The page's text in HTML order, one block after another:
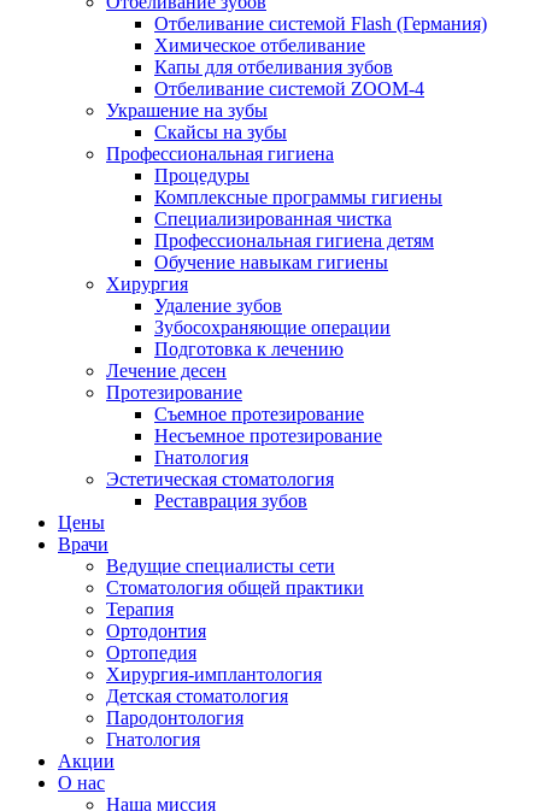
Отбеливание системой Flash (Германия)
Химическое отбеливание
Капы для отбеливания зубов
Отбеливание системой ZOOM-4
Украшение на зубы
Скайсы на зубы
Профессиональная гигиена
Процедуры
Комплексные программы гигиены
Специализированная чистка
Профессиональная гигиена детям
Обучение навыкам гигиены
Хирургия
Удаление зубов
Зубосохраняющие операции
Подготовка к лечению
Лечение десен
Протезирование
Съемное протезирование
Несъемное протезирование
Гнатология
Эстетическая стоматология
Реставрация зубов
Цены
Врачи
Ведущие специалисты сети
Стоматология общей практики
Терапия
Ортодонтия
Ортопедия
Хирургия-имплантология
Детская стоматология
Пародонтология
Гнатология
Акции
О нас
Наша миссия